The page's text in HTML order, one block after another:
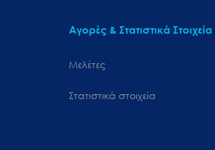
Αγορές & Στατιστικά Στοιχεία
Μελέτες
Στατιστικά στοιχεία